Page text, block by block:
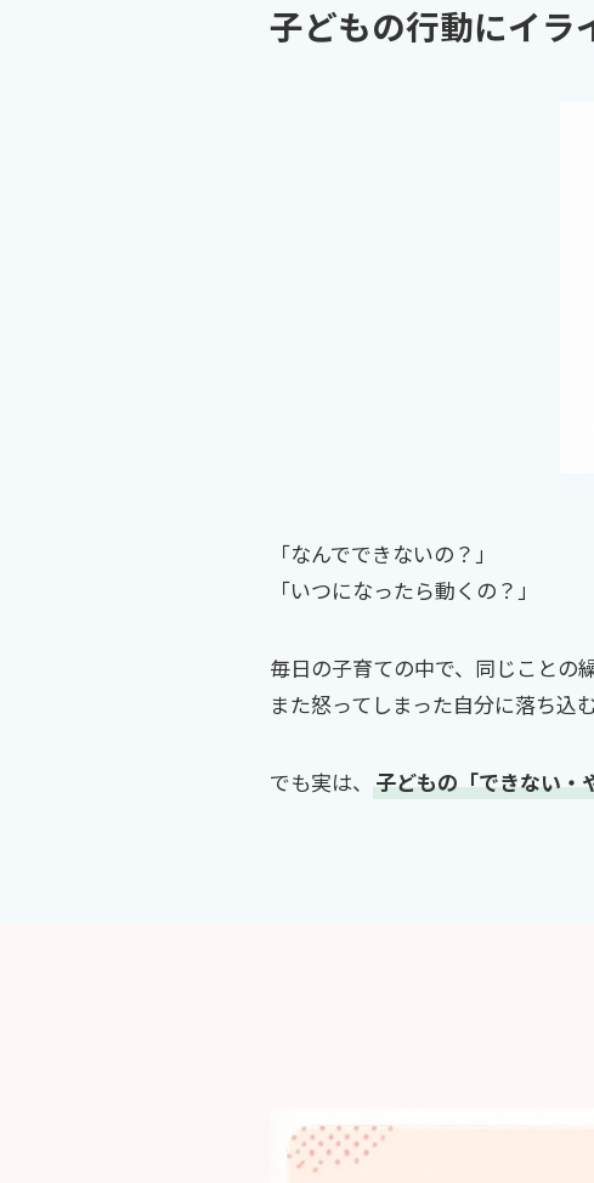
子どもの行動にイラ
「なんでできないの？」
「いつになったら動くの？」
毎日の子育ての中で、同じことの
また怒ってしまった自分に落ち込む
でも実は、 子どもの「できない・